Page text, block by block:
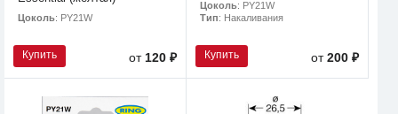
Цоколь: PY21W
Купить от 120 ₽
Цоколь: PY21W
Тип: Накаливания
Купить от200 ₽